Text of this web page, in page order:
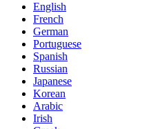
English
French
German
Portuguese
Spanish
Russian
Japanese
Korean
Arabic
Irish